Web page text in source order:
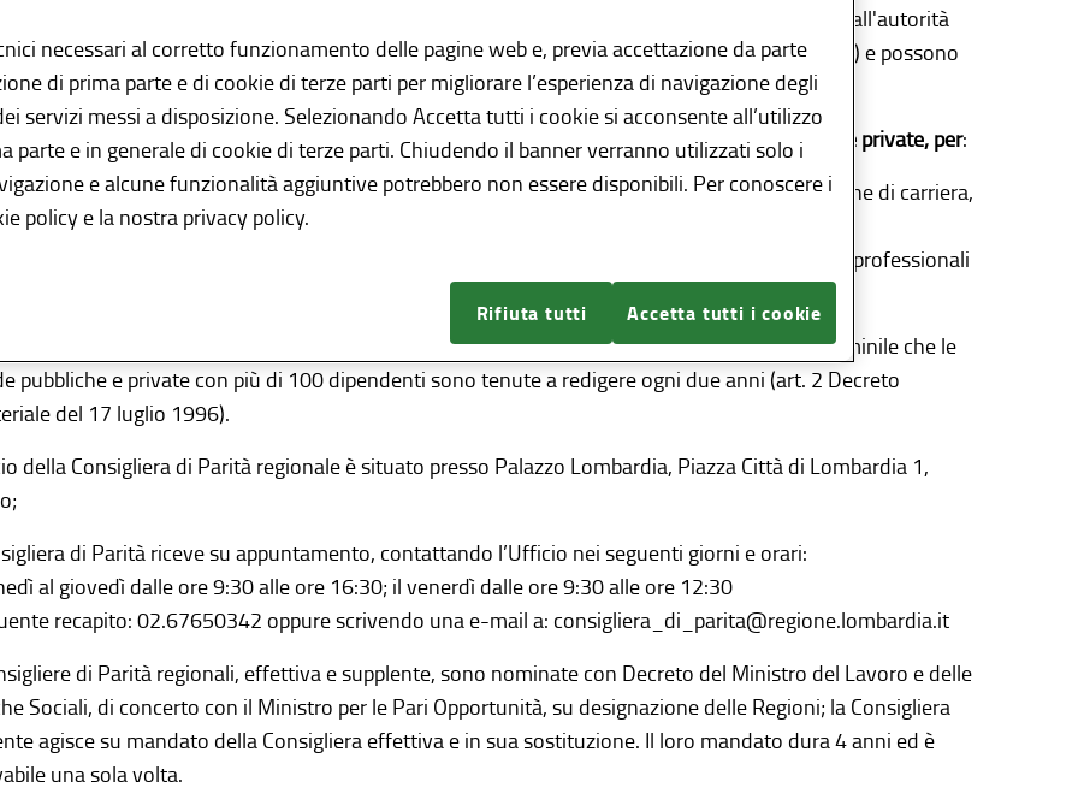
. Nell'esercizio delle funzioni loro attribuite, sono Pubblici Ufficiali con obbligo di segnalazione all'autorità
dei reati di cui vengono a conoscenza per ragione del loro ufficio (Art. 13, D.lgs. 198/2003) e possono
giudizio per l'accertamento delle discriminazioni e la rimozione dei loro effetti.
di Parità interviene su richiesta di lavoratrici, sindacati, avvocati, istituzioni pubbliche e private, per:
situazioni di discriminazione nell’accesso alla formazione e al lavoro, nella progressione di carriera,
vita lavorativa e nei periodi di mobilità;
una diversa organizzazione del lavoro per un equilibrio tra responsabilità familiari e professionali
la condivisione di tali responsabilità tra i due sessi.
di Parità afferiscono inoltre i Rapporti sulla situazione del Personale maschile e femminile che le
pubbliche e private con più di 100 dipendenti sono tenute a redigere ogni due anni (art. 2 Decreto
del 17 luglio 1996).
della Consigliera di Parità regionale è situato presso Palazzo Lombardia, Piazza Città di Lombardia 1,
di Parità riceve su appuntamento, contattando l’Ufficio nei seguenti giorni e orari:
al giovedì dalle ore 9:30 alle ore 16:30; il venerdì dalle ore 9:30 alle ore 12:30
recapito: 02.67650342 oppure scrivendo una e-mail a: consigliera_di_parita@regione.lombardia.it
di Parità regionali, effettiva e supplente, sono nominate con Decreto del Ministro del Lavoro e delle
Sociali, di concerto con il Ministro per le Pari Opportunità, su designazione delle Regioni; la Consigliera
agisce su mandato della Consigliera effettiva e in sua sostituzione. Il loro mandato dura 4 anni ed è
una sola volta.
necessari al corretto funzionamento delle pagine web e, previa accettazione da parte
di prima parte e di cookie di terze parti per migliorare l’esperienza di navigazione degli
servizi messi a disposizione. Selezionando Accetta tutti i cookie si acconsente all’utilizzo
parte e in generale di cookie di terze parti. Chiudendo il banner verranno utilizzati solo i
e alcune funzionalità aggiuntive potrebbero non essere disponibili. Per conoscere i
policy e la nostra privacy policy.
Rifiuta tutti Accetta tutti i cookie